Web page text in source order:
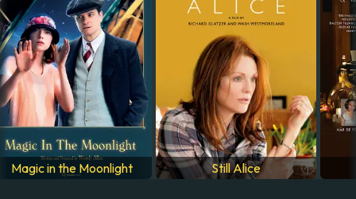
USA
SPRÅK
Engelska
Magic in the Moonlight Still Alice